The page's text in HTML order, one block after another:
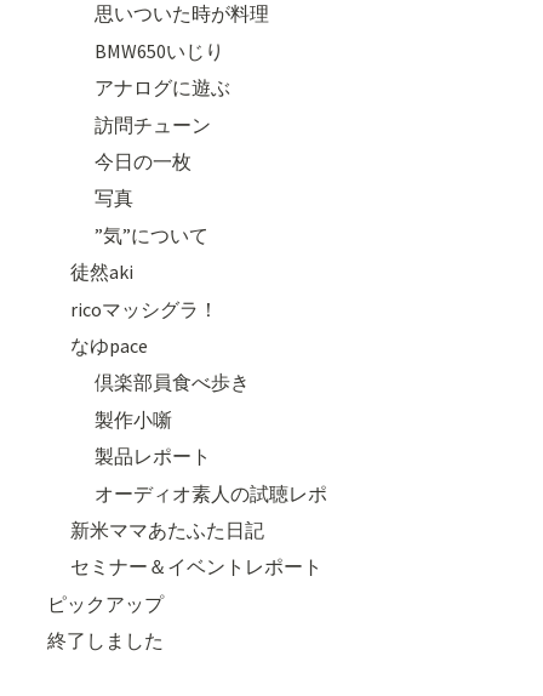
思いついた時が料理
BMW650いじり
アナログに遊ぶ
訪問チューン
今日の一枚
写真
”気”について
徒然aki
ricoマッシグラ！
なゆpace
倶楽部員食べ歩き
製作小噺
製品レポート
オーディオ素人の試聴レポ
新米ママあたふた日記
セミナー＆イベントレポート
ピックアップ
終了しました